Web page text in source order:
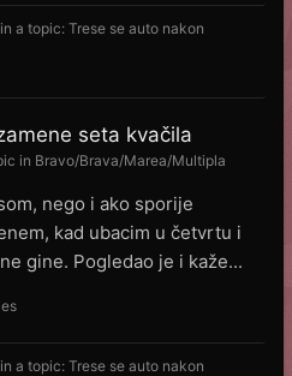
a topic: Trese se auto nakon
seta kvačila
in Bravo/Brava/Marea/Multipla
nego i ako sporije
kad ubacim u četvrtu i
gine. Pogledao je i kaže...
a topic: Trese se auto nakon